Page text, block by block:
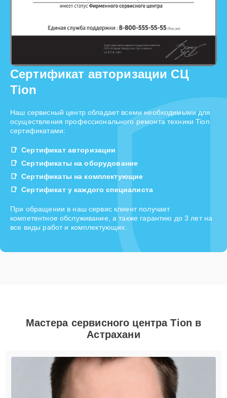
Сертификат авторизации СЦ
Tion
Наш сервисный центр обладает всеми необходимыми для
осуществления профессионального ремонта техники Tion
сертификатами:
Сертификат авторизации
Сертификаты на оборудование
Сертификаты на комплектующие
Сертификат у каждого специалиста
При обращении в наш сервис клиент получает
компетентное обслуживание, а также гарантию до 3 лет на
все виды работ и комплектующих.
Мастера сервисного центра Tion в
Астрахани